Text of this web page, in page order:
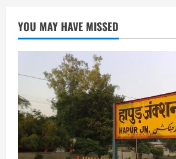
YOU MAY HAVE MISSED